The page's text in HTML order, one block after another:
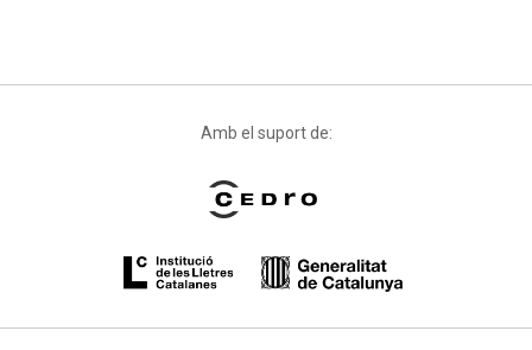
Amb el suport de: